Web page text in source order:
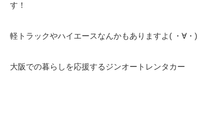
す！
軽トラックやハイエースなんかもありますよ( ・∀・)
大阪での暮らしを応援するジンオートレンタカー